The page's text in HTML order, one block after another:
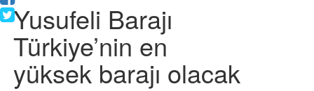
Yusufeli Barajı
Türkiye’nin en
yüksek barajı olacak